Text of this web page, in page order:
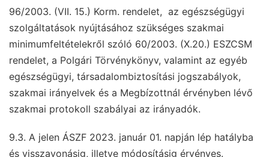
96/2003. (VII. 15.) Korm. rendelet, az egészségügyi
szolgáltatások nyújtásához szükséges szakmai
minimumfeltételekről szóló 60/2003. (X.20.) ESZCSM
rendelet, a Polgári Törvénykönyv, valamint az egyéb
egészségügyi, társadalombiztosítási jogszabályok,
szakmai irányelvek és a Megbízottnál érvényben lévő
szakmai protokoll szabályai az irányadók.
9.3. A jelen ÁSZF 2023. január 01. napján lép hatályba
és visszavonásig, illetve módosításig érvényes.